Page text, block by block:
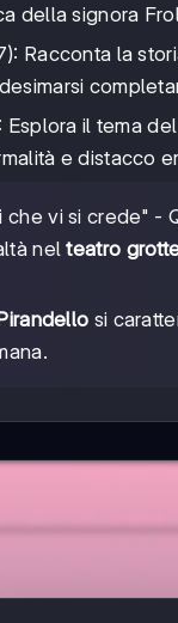
della signora
Racconta la
il tema
e distacco
che vi si crede" -
nelteatro
si